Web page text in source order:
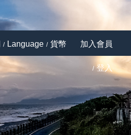
Language 貨幣 加入會員
登入
Next